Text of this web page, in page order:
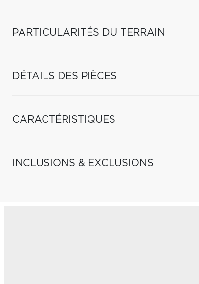
PARTICULARITÉS DU TERRAIN
DÉTAILS DES PIÈCES
CARACTÉRISTIQUES
INCLUSIONS & EXCLUSIONS